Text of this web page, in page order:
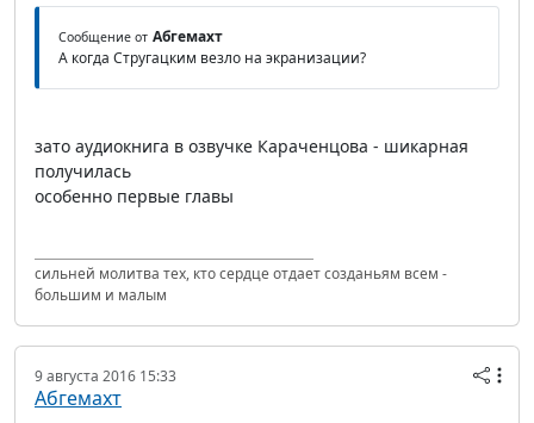
Сообщение от Абгемахт
А когда Стругацким везло на экранизации?
зато аудиокнига в озвучке Караченцова - шикарная
получилась
особенно первые главы
сильней молитва тех, кто сердце отдает созданьям всем -
большим и малым
9 августа 2016 15:33
Абгемахт